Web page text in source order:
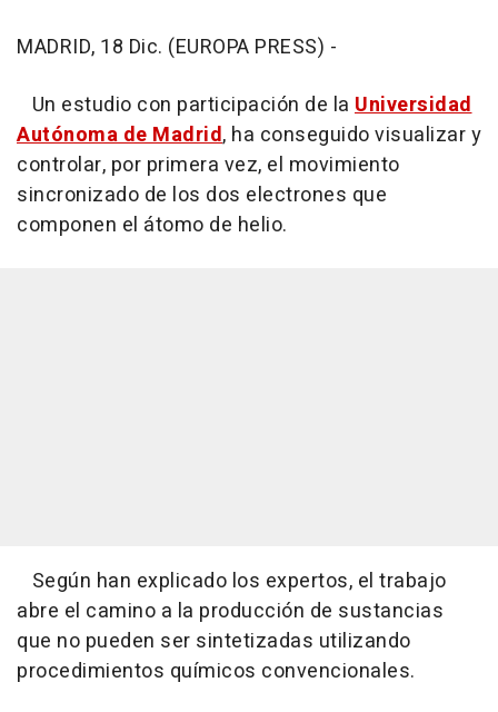
MADRID, 18 Dic. (EUROPA PRESS) -
Un estudio con participación de la Universidad
Autónoma de Madrid, ha conseguido visualizar y
controlar, por primera vez, el movimiento
sincronizado de los dos electrones que
componen el átomo de helio.
Según han explicado los expertos, el trabajo
abre el camino a la producción de sustancias
que no pueden ser sintetizadas utilizando
procedimientos químicos convencionales.